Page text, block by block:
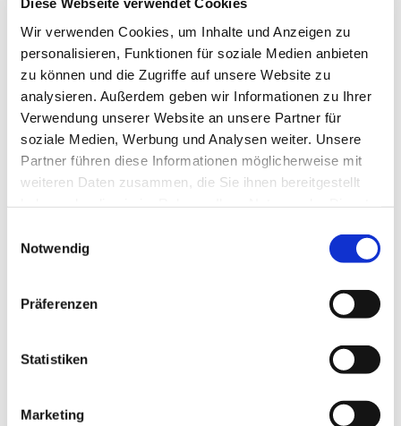
Wir verwenden Cookies, um Inhalte und Anzeigen zu
personalisieren, Funktionen für soziale Medien anbieten
zu können und die Zugriffe auf unsere Website zu
analysieren. Außerdem geben wir Informationen zu Ihrer
Verwendung unserer Website an unsere Partner für
soziale Medien, Werbung und Analysen weiter. Unsere
Partner führen diese Informationen möglicherweise mit
weiteren Daten zusammen, die Sie ihnen bereitgestellt
Notwendig
Präferenzen
Statistiken
Marketing
Dies könnte Sie auch